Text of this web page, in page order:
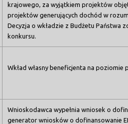
krajowego, za wyjątkiem projektów
projektów generujących dochód w
Decyzja o wkładzie z Budżetu Państwa
konkursu.
Wkład własny beneficjenta na
Wnioskodawca wypełnia wniosek o
generator wniosków o dofinansowanie